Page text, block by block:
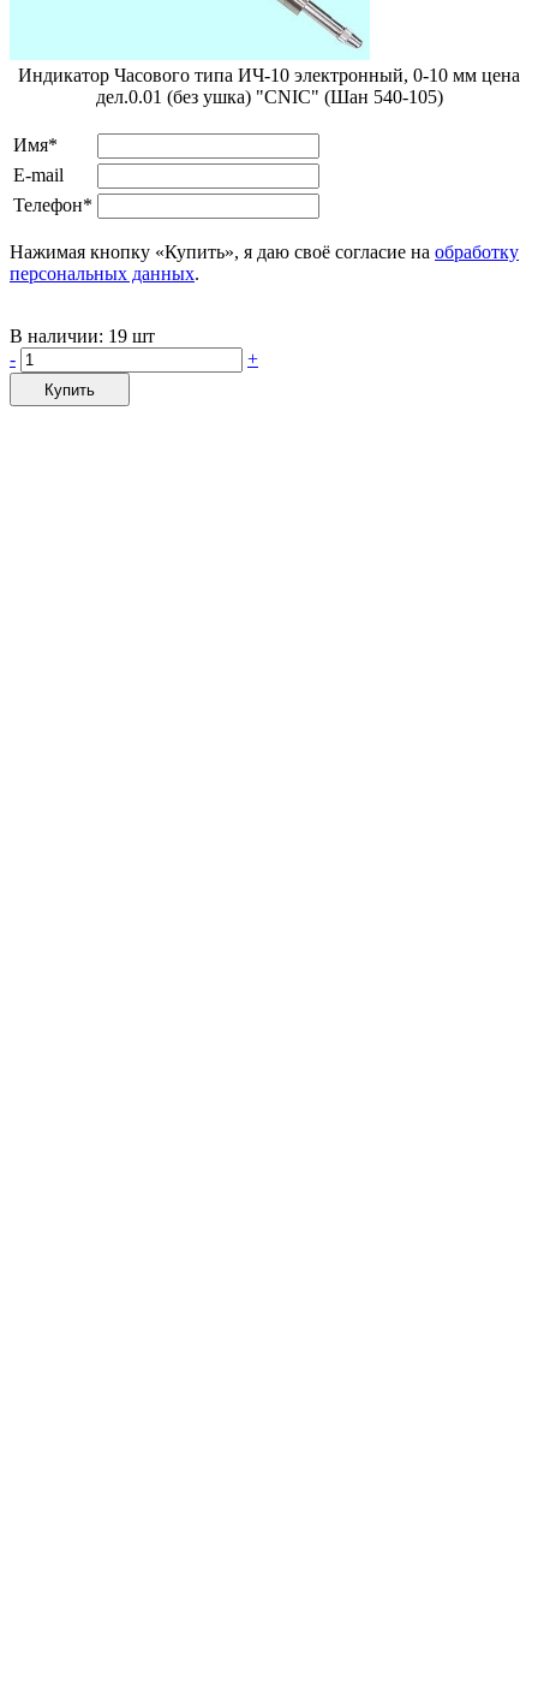
Индикатор Часового типа ИЧ-10 электронный, 0-10 мм цена
дел.0.01 (без ушка) "CNIC" (Шан 540-105)
Имя*
E-mail
Телефон*
Нажимая кнопку «Купить», я даю своё согласие на обработку
персональных данных.
В наличии: 19 шт
-
+
Купить